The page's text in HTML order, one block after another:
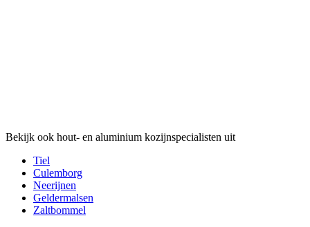
Bekijk ook hout- en aluminium kozijnspecialisten uit
Tiel
Culemborg
Neerijnen
Geldermalsen
Zaltbommel